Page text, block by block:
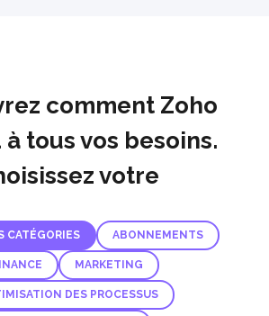
comment Zoho
tous vos besoins.
votre
CATÉGORIES ABONNEMENTS
MARKETING
DES PROCESSUS